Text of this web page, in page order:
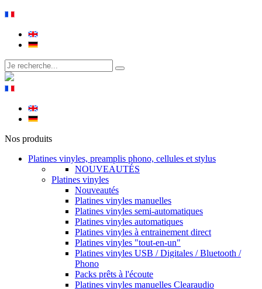
Nos produits
Platines vinyles, preamplis phono, cellules et stylus
NOUVEAUTÉS
Platines vinyles
Nouveautés
Platines vinyles manuelles
Platines vinyles semi-automatiques
Platines vinyles automatiques
Platines vinyles à entrainement direct
Platines vinyles "tout-en-un"
Platines vinyles USB / Digitales / Bluetooth /
Phono
Packs prêts à l'écoute
Platines vinyles manuelles Clearaudio